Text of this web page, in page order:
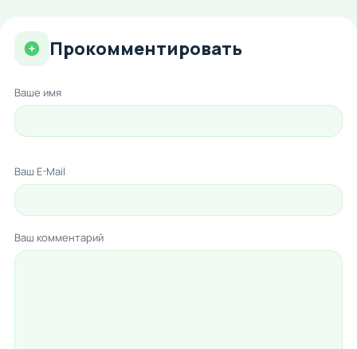
Прокомментировать
Ваше имя
Ваш E-Mail
Ваш комментарий